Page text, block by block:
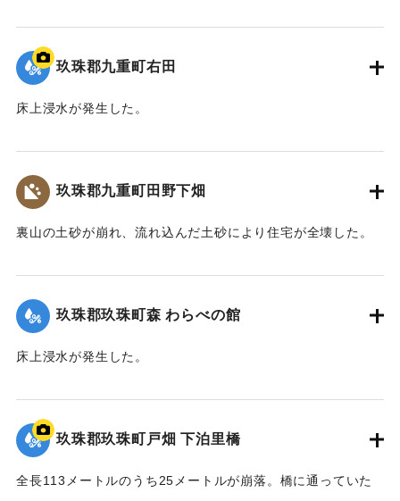
｜固有コード:01215066
玖珠郡九重町右田
床上浸水が発生した。
｜固有コード:01215067
玖珠郡九重町田野下畑
裏山の土砂が崩れ、流れ込んだ土砂により住宅が全壊した。
2020/7/6｜固有コード:01215068
玖珠郡玖珠町森 わらべの館
床上浸水が発生した。
2020/7/6｜固有コード:
玖珠郡玖珠町戸畑 下泊里橋
全長113メートルのうち25メートルが崩落。橋に通っていた